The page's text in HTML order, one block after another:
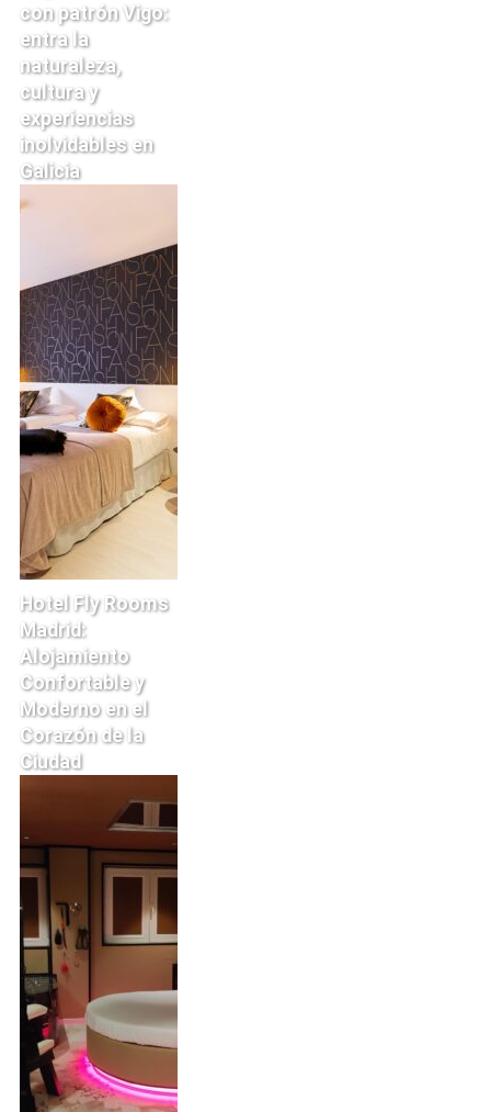
con patrón Vigo:
entra la
naturaleza,
cultura y
experiencias
inolvidables en
Galicia
Hotel Fly Rooms
Madrid:
Alojamiento
Confortable y
Moderno en el
Corazón de la
Ciudad